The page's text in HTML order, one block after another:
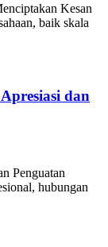
Kesan
baik skala
dan
Penguatan
hubungan